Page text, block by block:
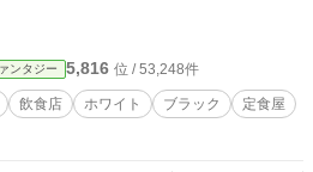
を送るのか！？ 異世界物のテンプ
義を盛り沢山に、ちょいちょい社会風刺を入
する異世界定食屋経営物語。はたしてジョー
を経営できるのか！？ ● 異世界テンプ
で話が進むので、苦手な方や飽きてきた方
ンタジー 5,816 位 / 53,248件
飲食店 ホワイト ブラック
定食屋